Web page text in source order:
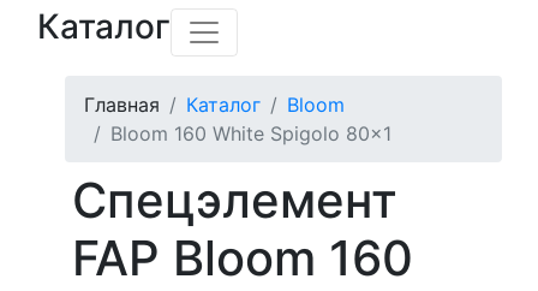
Каталог
Главная Каталог
Bloom
Bloom 160 White Spigolo 80x1
Спецэлемент
FAP Bloom 160